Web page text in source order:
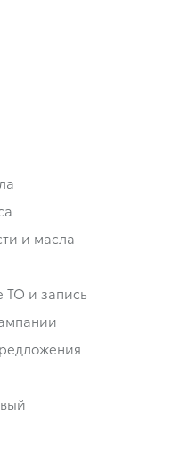
и масла
ТО и запись